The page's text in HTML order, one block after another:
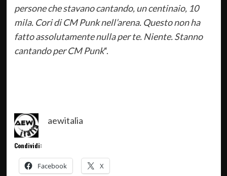
persone che stavano cantando, un centinaio, 10
mila. Cori di CM Punk nell’arena. Questo non ha
fatto assolutamente nulla per te. Niente. Stanno
cantando per CM Punk“.
aewitalia
Condividi:
Facebook X